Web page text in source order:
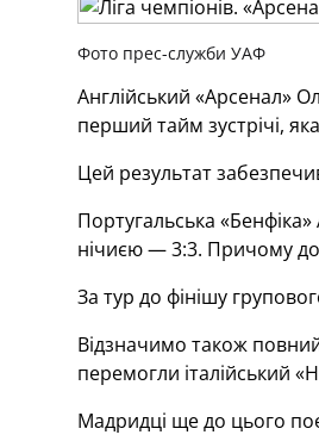
Фото прес-служби УАФ
Англійський «Арсенал»
перший тайм зустрічі,
Цей результат
Португальська
нічиєю — 3:3. Причому
За тур до фінішу
Відзначимо також
перемогли італійський
Мадридці ще до цього